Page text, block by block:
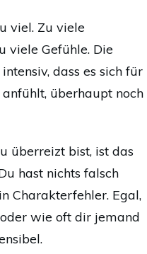
viel. Zu viele
viele Gefühle. Die
dass es sich für
überhaupt noch
überreizt bist, ist das
hast nichts falsch
Charakterfehler. Egal,
wie oft dir jemand